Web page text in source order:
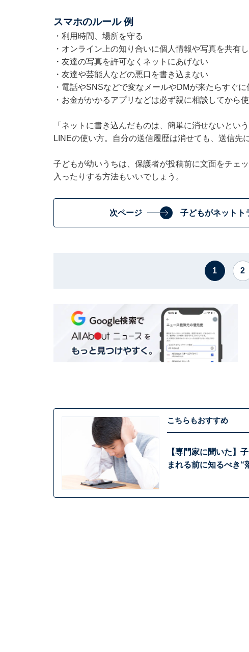
スマホのルール 例
・利用時間、場所を守る
・オンライン上の知り合いに個人情報や写真を共有
・友達の写真を許可なくネットにあげない
・友達や芸能人などの悪口を書き込まない
・電話やSNSなどで変なメールやDMが来たらすぐ
・お金がかかるアプリなどは必ず親に相談してから使
「ネットに書き込んだものは、簡単に消せないとい
LINEの使い方。自分の送信履歴は消せても、送信先
子どもが幼いうちは、保護者が投稿前に文面をチェ
入ったりする方法もいいでしょう。
次ページ 子どもがネットト
1 2
こちらもおすすめ
【専門家に聞いた】
まれる前に知るべき“